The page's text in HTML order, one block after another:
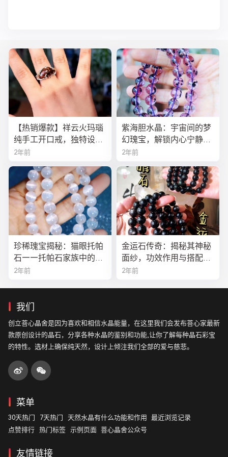
【热销爆款】祥云火玛瑙
纯手工开口戒，独特设计
寓意吉祥，时尚与灵性的
2年前
紫海胆水晶：宇宙间的梦
幻瑰宝，解锁内心宁静与
疗愈之秘
2年前
珍稀瑰宝揭秘：猫眼托帕
石——托帕石家族中的绝
美异类
2年前
金运石传奇：揭秘其神秘
面纱，功效作用与搭配法
全解析
2年前
我们
创立菩心晶舍是因为喜欢和相信水晶能量，在这里我们会发布菩心家最新
款原创设计的晶石，分享各种水晶的鉴别和功能,让你了解每种晶石彩宝
的特性。选材上确保纯天然，设计上倾注我们全部的爱与慈悲。
菜单
30天热门 7天热门 天然水晶有什么功能和作用
最近浏览记录
点赞排行 热门标签 示例页面 菩心晶舍公众号
友情链接